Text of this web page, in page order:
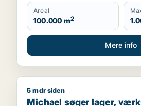
Areal
100.000 m2
Mere info
Michael søger lager,
5 mdr siden
Michael søger lager,